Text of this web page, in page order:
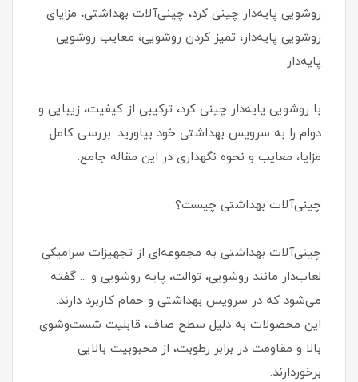
روشویی پایه‌دار چینی کرد، چینی‌آلات بهداشتی، مزایای
روشویی پایه‌دار، تمیز کردن روشویی، معایب روشویی
پایه‌دار
با روشویی پایه‌دار چینی کرد، ترکیبی از کیفیت، زیبایی و
دوام را به سرویس بهداشتی خود بیاورید. بررسی کامل
مزایا، معایب و نحوه نگهداری در این مقاله جامع.
چینی‌آلات بهداشتی چیست؟
چینی‌آلات بهداشتی به مجموعه‌ای از تجهیزات سرامیکی
لعاب‌دار مانند روشویی، توالت، پایه روشویی و ... گفته
می‌شود که در سرویس بهداشتی و حمام کاربرد دارند.
این محصولات به دلیل سطح صاف، قابلیت شست‌وشوی
بالا و مقاومت در برابر رطوبت، از محبوبیت بالایی
برخوردارند.